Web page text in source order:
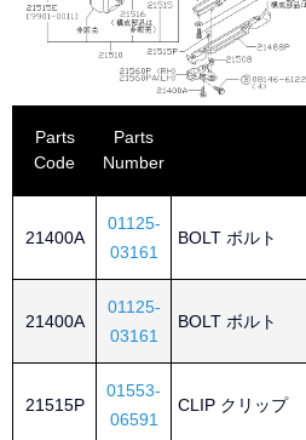
Parts
Code
Parts
Number
21400A
01125-
03161
BOLT ボルト
21400A
01125-
03161
BOLT ボルト
21515P
01553-
06591
CLIP クリップ